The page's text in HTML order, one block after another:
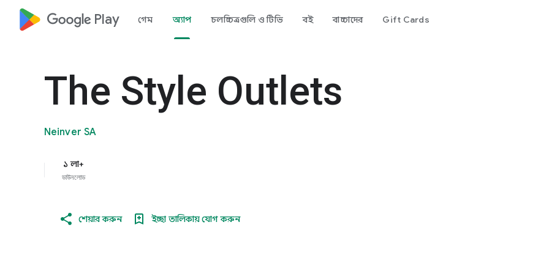
google_logo Play গেম অ্যাপ চলচ্চিত্রগুলি ও টিভি বই বাচ্চাদের Gift Cards
The Style Outlets
Neinver SA
১ লা+
ডাউনলোড
শেয়ার করুন ইচ্ছা তালিকায় যোগ করুন